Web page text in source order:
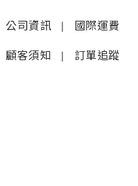
公司資訊 | 國際運費
顧客須知 | 訂單追蹤